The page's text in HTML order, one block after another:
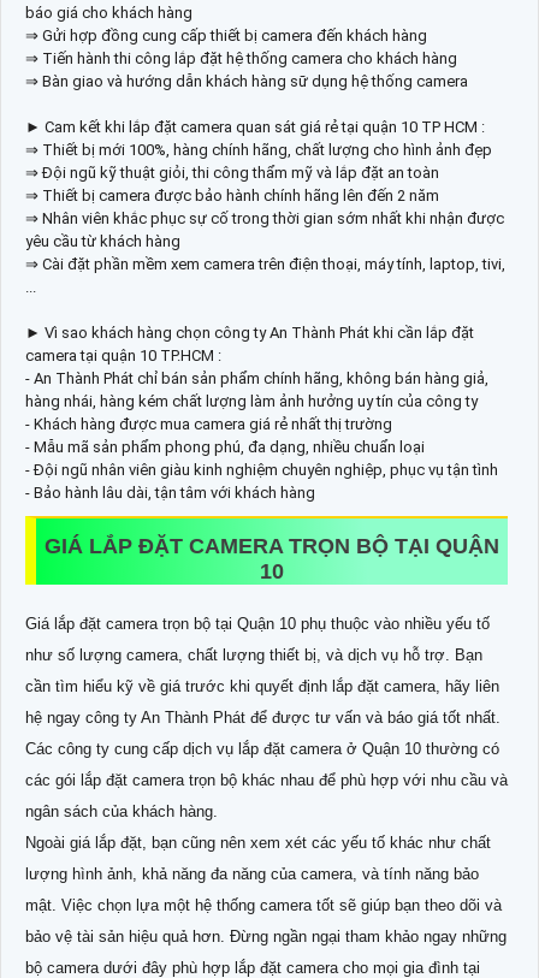
báo giá cho khách hàng
⇒ Gửi hợp đồng cung cấp thiết bị camera đến khách hàng
⇒ Tiến hành thi công lắp đặt hệ thống camera cho khách hàng
⇒ Bàn giao và hướng dẫn khách hàng sữ dụng hệ thống camera
► Cam kết khi lắp đặt camera quan sát giá rẻ tại quận 10 TP HCM :
⇒ Thiết bị mới 100%, hàng chính hãng, chất lượng cho hình ảnh đẹp
⇒ Đội ngũ kỹ thuật giỏi, thi công thẩm mỹ và lắp đặt an toàn
⇒ Thiết bị camera được bảo hành chính hãng lên đến 2 năm
⇒ Nhân viên khắc phục sự cố trong thời gian sớm nhất khi nhận được
yêu cầu từ khách hàng
⇒ Cài đặt phần mềm xem camera trên điện thoại, máy tính, laptop, tivi,
► Vì sao khách hàng chọn công ty An Thành Phát khi cần lắp đặt
camera tại quận 10 TP.HCM :
- An Thành Phát chỉ bán sản phẩm chính hãng, không bán hàng giả,
hàng nhái, hàng kém chất lượng làm ảnh hưởng uy tín của công ty
- Khách hàng được mua camera giá rẻ nhất thị trường
- Mẫu mã sản phẩm phong phú, đa dạng, nhiều chuẩn loại
- Đội ngũ nhân viên giàu kinh nghiệm chuyên nghiệp, phục vụ tận tình
- Bảo hành lâu dài, tận tâm với khách hàng
GIÁ LẮP ĐẶT CAMERA TRỌN BỘ TẠI QUẬN
10
Giá lắp đặt camera trọn bộ tại Quận 10 phụ thuộc vào nhiều yếu tố
như số lượng camera, chất lượng thiết bị, và dịch vụ hỗ trợ. Bạn
cần tìm hiểu kỹ về giá trước khi quyết định lắp đặt camera, hãy liên
hệ ngay công ty An Thành Phát để được tư vấn và báo giá tốt nhất.
Các công ty cung cấp dịch vụ lắp đặt camera ở Quận 10 thường có
các gói lắp đặt camera trọn bộ khác nhau để phù hợp với nhu cầu và
ngân sách của khách hàng.
Ngoài giá lắp đặt, bạn cũng nên xem xét các yếu tố khác như chất
lượng hình ảnh, khả năng đa năng của camera, và tính năng bảo
mật. Việc chọn lựa một hệ thống camera tốt sẽ giúp bạn theo dõi và
bảo vệ tài sản hiệu quả hơn. Đừng ngần ngại tham khảo ngay những
bộ camera dưới đây phù hợp lắp đặt camera cho mọi gia đình tại